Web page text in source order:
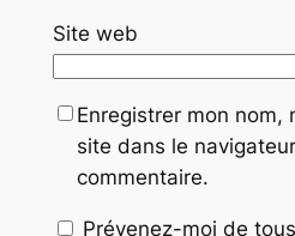
Site web
Enregistrer mon nom,
site dans le
commentaire.
Prévenez-moi de